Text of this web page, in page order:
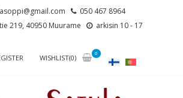
050 467 8964
219, 40950 Muurame
arkisin 10 - 17
WISHLIST(0)
0